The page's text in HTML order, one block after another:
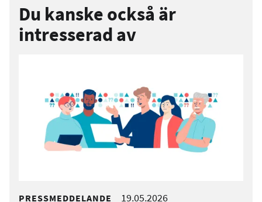
Du kanske också är
intresserad av
PRESSMEDDELANDE 19.05.2026